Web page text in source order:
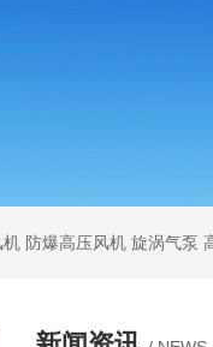
防爆高压风机 旋涡气泵